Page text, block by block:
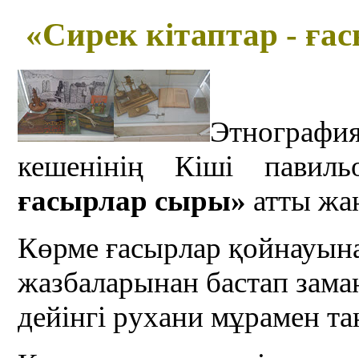
«Сирек кітаптар -
кешенінің Кіші
ғасырлар сыры» атты
Көрме ғасырлар
жазбаларынан бастап
дейінгі рухани мұрамен